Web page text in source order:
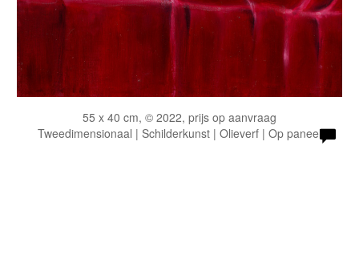
55 x 40 cm, © 2022, prijs op aanvraag
Tweedimensionaal | Schilderkunst | Olieverf | Op paneel